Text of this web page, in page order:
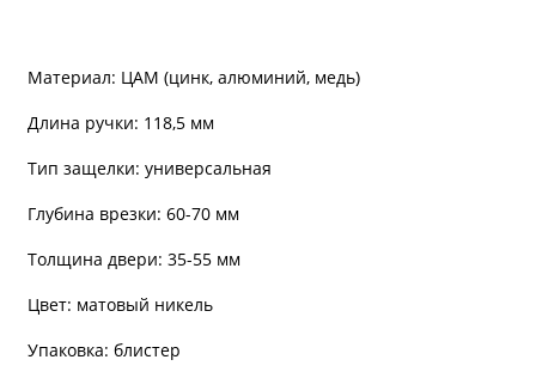
Материал: ЦАМ (цинк, алюминий, медь)
Длина ручки: 118,5 мм
Тип защелки: универсальная
Глубина врезки: 60-70 мм
Толщина двери: 35-55 мм
Цвет: матовый никель
Упаковка: блистер